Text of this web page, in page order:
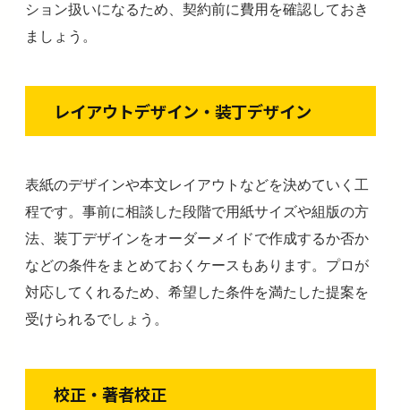
ション扱いになるため、契約前に費用を確認しておき
ましょう。
レイアウトデザイン・装丁デザイン
表紙のデザインや本文レイアウトなどを決めていく工
程です。事前に相談した段階で用紙サイズや組版の方
法、装丁デザインをオーダーメイドで作成するか否か
などの条件をまとめておくケースもあります。プロが
対応してくれるため、希望した条件を満たした提案を
受けられるでしょう。
校正・著者校正